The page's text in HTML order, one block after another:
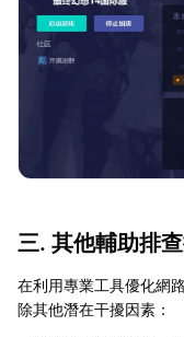
三. 其他輔助排
在利用專業工具優化網
除其他潛在干擾因素：